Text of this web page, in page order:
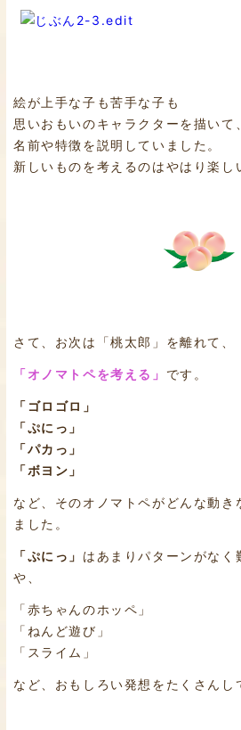
絵が上手な子も苦手な子も
思いおもいのキャラクターを描いて、
名前や特徴を説明していました。
新しいものを考えるのはやはり楽
さて、お次は「桃太郎」を離れて、
「オノマトペを考える」 です。
「ゴロゴロ」
「ぷにっ」
「パカっ」
「ボヨン」
など、そのオノマトペがどんな動き
ました。
「ぷにっ」 はあまりパターンがなく
や、
「赤ちゃんのホッペ」
「ねんど遊び」
「スライム」
など、おもしろい発想をたくさんし